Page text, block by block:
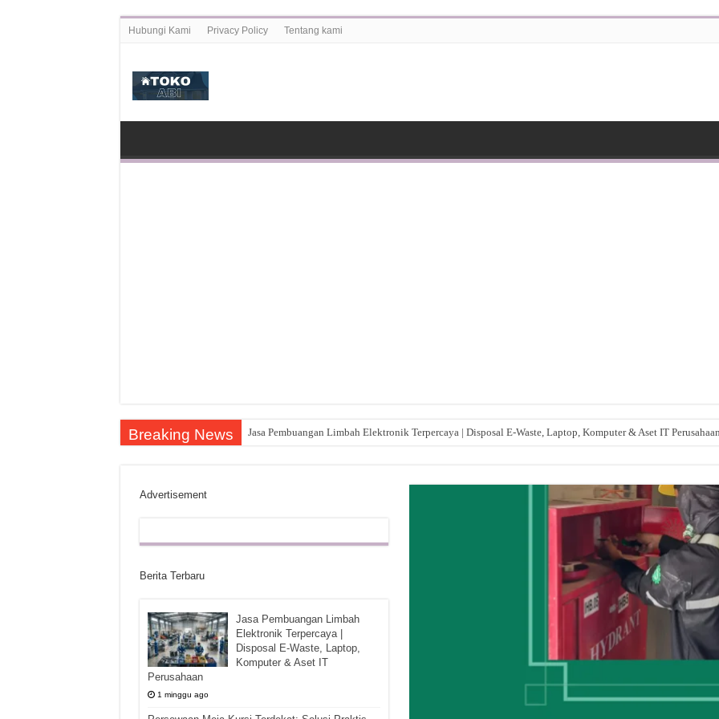
Hubungi Kami Privacy Policy Tentang kami
Breaking News Jasa Pembuangan Limbah Elektronik Terpercaya | Disposal E-Waste, Laptop, Komputer & Aset IT
Advertisement
Berita Terbaru
Jasa Pembuangan Limbah
Elektronik Terpercaya |
Disposal E-Waste, Laptop,
Komputer & Aset IT
Perusahaan
1 minggu ago